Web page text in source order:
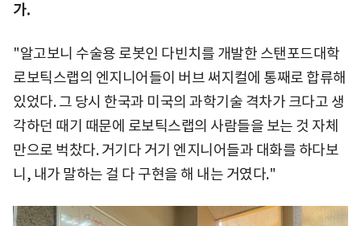
가.
"알고보니 수술용 로봇인 다빈치를 개발한 스탠포드대학
로보틱스랩의 엔지니어들이 버브 써지컬에 통째로 합류해
있었다. 그 당시 한국과 미국의 과학기술 격차가 크다고 생
각하던 때기 때문에 로보틱스랩의 사람들을 보는 것 자체
만으로 벅찼다. 거기다 거기 엔지니어들과 대화를 하다보
니, 내가 말하는 걸 다 구현을 해 내는 거였다."